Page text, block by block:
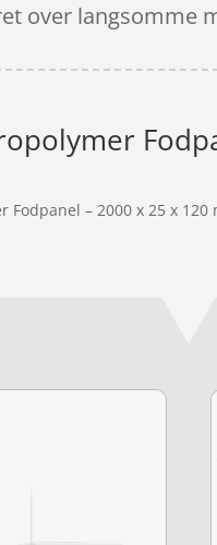
over langsomme
– 2000 x 25 x 120